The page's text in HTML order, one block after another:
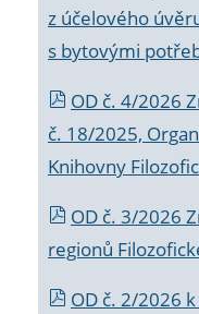
z účelového
s bytovými
OD č. 4/2026
č. 18/2025,
Knihovny
OD č. 3/2026
regionů
OD č. 2/2026 k